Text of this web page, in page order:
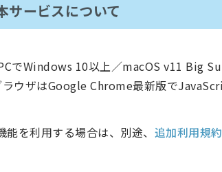
サービスについて
でWindows 10以上／macOS v11 Big
ウザはGoogle Chrome最新版で
を利用する場合は、別途、 追加利用規約